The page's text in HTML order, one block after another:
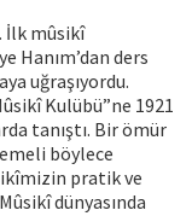
İlk mûsikî
Hanım’dan ders
uğraşıyordu.
Kulübü”ne 1921
tanıştı. Bir ömür
böylece
pratik ve
dünyasında